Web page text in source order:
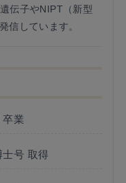
伝子やNIPT（新型
信しています。
卒業
士号 取得